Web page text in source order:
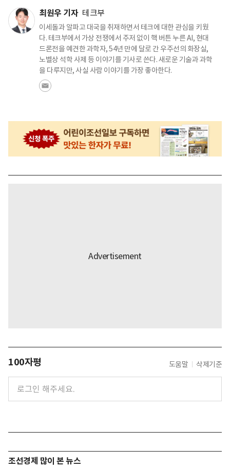
최원우 기자 테크부
이세돌과 알파고 대국을 취재하면서 테크에 대한 관심을 키웠
다. 테크부에서 가상 전쟁에서 주저 없이 핵 버튼 누른 AI, 현대
드론전을 예견한 과학자, 54년 만에 달로 간 우주선의 화장실,
노벨상 석학 사제 등 이야기를 기사로 쓴다. 새로운 기술과 과학
을 다루지만, 사실 사람 이야기를 가장 좋아한다.
100자평 도움말 삭제기준
조선경제 많이 본 뉴스